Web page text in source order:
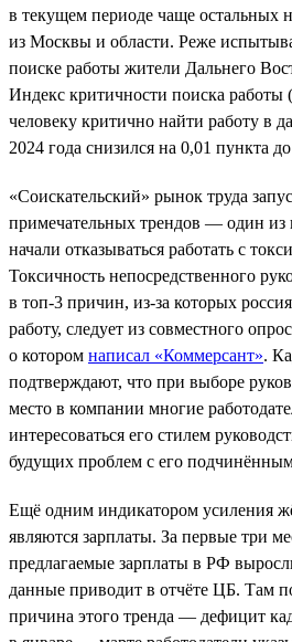
в текущем периоде чаще остальных
из Москвы и области. Реже
поиске работы жители Дальнего
Индекс критичности поиска работы
человеку критично найти работу в
2024 года снизился на 0,01 пункта
«Соискательский» рынок труда
примечательных трендов — один из
начали отказываться работать с
Токсичность непосредственного
в топ-3 причин, из-за которых
работу, следует из совместного
о котором написал «Коммерсант».
подтверждают, что при выборе
место в компании многие
интересоваться его стилем
будущих проблем с его
Ещё одним индикатором усиления
являются зарплаты. За первые три
предлагаемые зарплаты в РФ
данные приводит в отчёте ЦБ. Там
причина этого тренда — дефицит